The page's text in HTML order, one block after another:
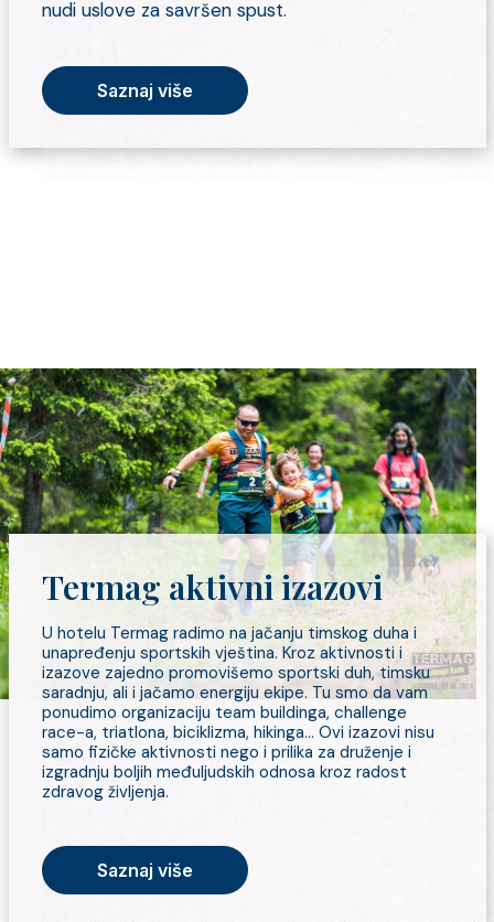
nudi uslove za savršen spust.
Saznaj više
Termag aktivni izazovi
U hotelu Termag radimo na jačanju timskog duha i
unapređenju sportskih vještina. Kroz aktivnosti i
izazove zajedno promovišemo sportski duh, timsku
saradnju, ali i jačamo energiju ekipe. Tu smo da vam
ponudimo organizaciju team buildinga, challenge
race-a, triatlona, biciklizma, hikinga… Ovi izazovi nisu
samo fizičke aktivnosti nego i prilika za druženje i
izgradnju boljih međuljudskih odnosa kroz radost
zdravog življenja.
Saznaj više